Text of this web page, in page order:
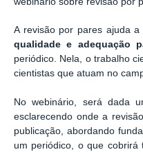
A revisão por pares ajuda
qualidade e adequação
periódico. Nela, o trabalho
cientistas que atuam no
No webinário, será dada
esclarecendo onde a
publicação, abordando
um periódico, o que cobrirá